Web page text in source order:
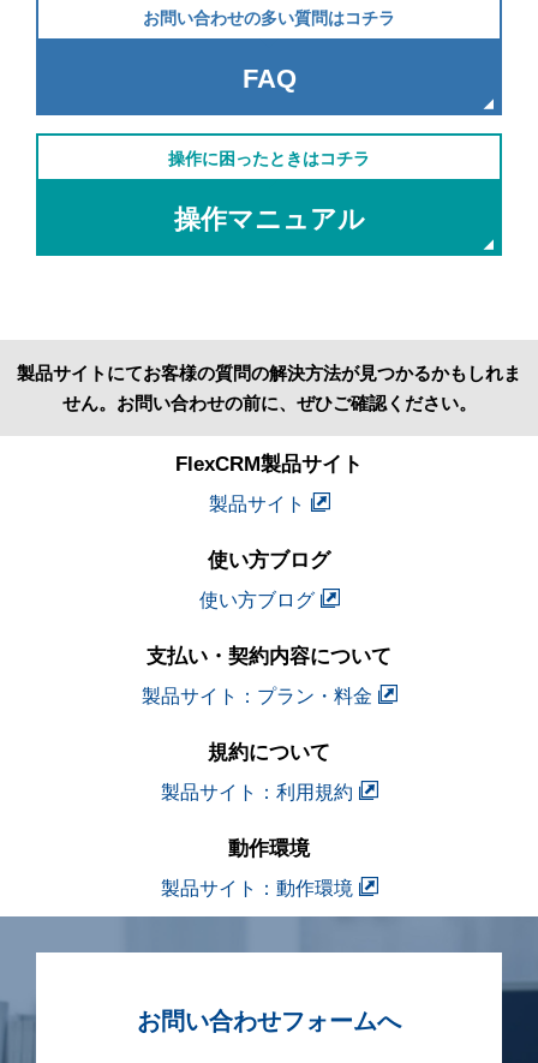
お問い合わせの多い質問はコチラ
FAQ
操作に困ったときはコチラ
操作マニュアル
製品サイトにてお客様の質問の解決方法が見つかるかもしれま
せん。お問い合わせの前に、ぜひご確認ください。
FlexCRM製品サイト
製品サイト
使い方ブログ
使い方ブログ
支払い・契約内容について
製品サイト：プラン・料金
規約について
製品サイト：利用規約
動作環境
製品サイト：動作環境
お問い合わせフォームへ